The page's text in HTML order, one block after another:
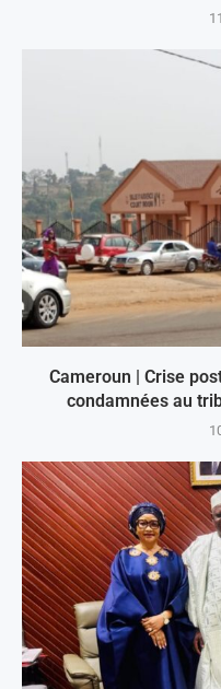
Cameroun | Crise
condamnées au